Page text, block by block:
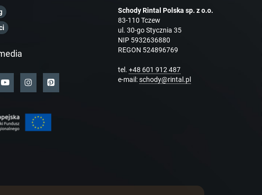
Schody Rintal Polska sp. z o.o.
83-110 Tczew
ul. 30-go Stycznia 35
NIP 5932636880
REGON 524896769
tel. +48 601 912 487
e-mail:schody@rintal.pl